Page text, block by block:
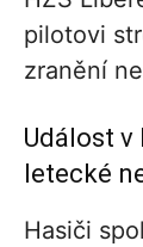
pilotovi
zranění
Událost v
letecké
Hasiči